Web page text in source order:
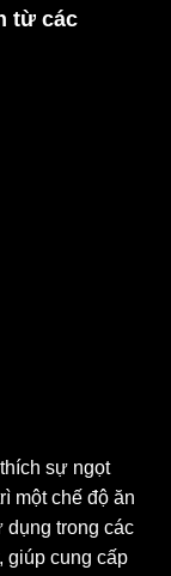
từ các
sự ngọt
một chế độ ăn
dụng trong các
giúp cung cấp